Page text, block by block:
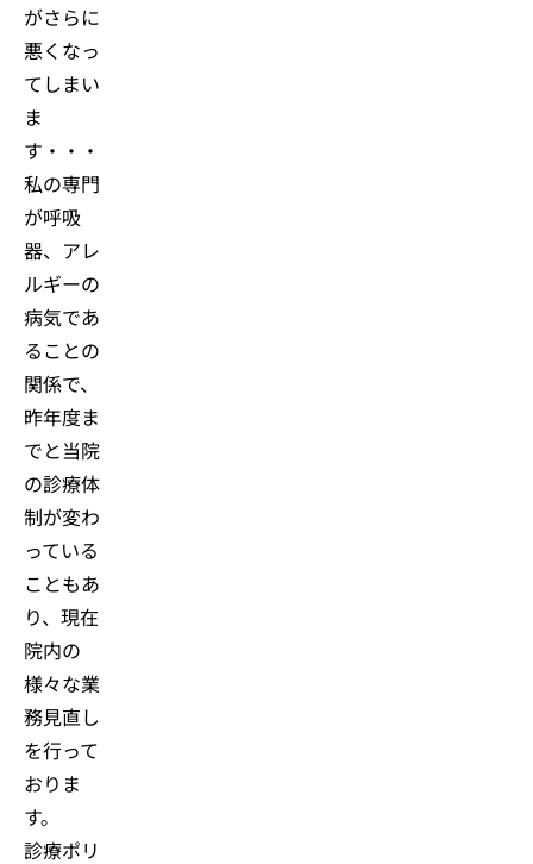
がさらに
悪くなっ
てしまい
ま
す・・・
私の専門
が呼吸
器、アレ
ルギーの
病気であ
ることの
関係で、
昨年度ま
でと当院
の診療体
制が変わ
っている
こともあ
り、現在
院内の
様々な業
務見直し
を行って
おりま
す。
診療ポリ